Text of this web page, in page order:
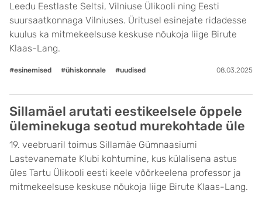
Leedu Eestlaste Seltsi, Vilniuse Ülikooli ning Eesti
suursaatkonnaga Vilniuses. Üritusel esinejate ridadesse
kuulus ka mitmekeelsuse keskuse nõukoja liige Birute
Klaas-Lang.
#esinemised #ühiskonnale #uudised 08.03.2025
Sillamäel arutati eestikeelsele õppele
üleminekuga seotud murekohtade üle
19. veebruaril toimus Sillamäe Gümnaasiumi
Lastevanemate Klubi kohtumine, kus külalisena astus
üles Tartu Ülikooli eesti keele võõrkeelena professor ja
mitmekeelsuse keskuse nõukoja liige Birute Klaas-Lang.